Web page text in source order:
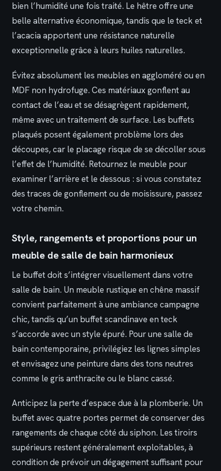
bien l’humidité une fois traité. Le hêtre offre une
belle alternative économique, tandis que le teck et
l’acacia apportent une résistance naturelle
exceptionnelle grâce à leurs huiles naturelles.
Évitez absolument les meubles en aggloméré ou en
MDF non hydrofuge. Ces matériaux gonflent au
contact de l’eau et se désagrègent rapidement,
même avec un traitement de surface. Les buffets
plaqués posent également problème lors des
découpes, car le placage risque de se décoller sous
l’effet de l’humidité. Retournez le meuble pour
examiner l’arrière et le dessous : si vous constatez
des traces de gonflement ou de moisissure, passez
votre chemin.
Style, rangements et proportions pour un
meuble de salle de bain harmonieux
Le buffet doit s’intégrer visuellement dans votre
salle de bain. Un meuble rustique en chêne massif
convient parfaitement à une ambiance campagne
chic, tandis qu’un buffet scandinave en teck
s’accorde avec un style épuré. Pour une salle de
bain contemporaine, privilégiez les lignes simples
et envisagez une peinture dans des tons neutres
comme le gris anthracite ou le blanc cassé.
Anticipez la perte d’espace due à la plomberie. Un
buffet avec quatre portes permet de conserver des
rangements de chaque côté du siphon. Les tiroirs
supérieurs restent généralement exploitables, à
condition de prévoir un dégagement suffisant pour